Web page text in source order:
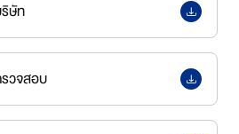
ษัท
วจสอบ